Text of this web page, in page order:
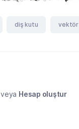
diş kutu vektör
veya Hesap oluştur